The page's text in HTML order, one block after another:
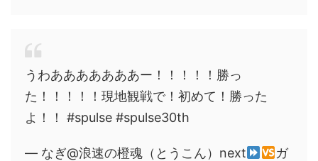
うわあああああああー！！！！！勝っ
た！！！！！現地観戦で！初めて！勝った
よ！！ #spulse #spulse30th
— なぎ@浪速の橙魂（とうこん）next
ガ